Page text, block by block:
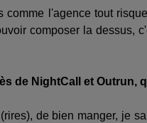
l'agence tout
composer la dessus,
de NightCall et Outrun,
de bien manger, je